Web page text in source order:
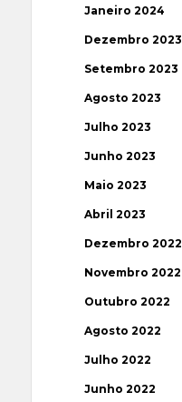
Janeiro 2024
Dezembro 2023
Setembro 2023
Agosto 2023
Julho 2023
Junho 2023
Maio 2023
Abril 2023
Dezembro 2022
Novembro 2022
Outubro 2022
Agosto 2022
Julho 2022
Junho 2022